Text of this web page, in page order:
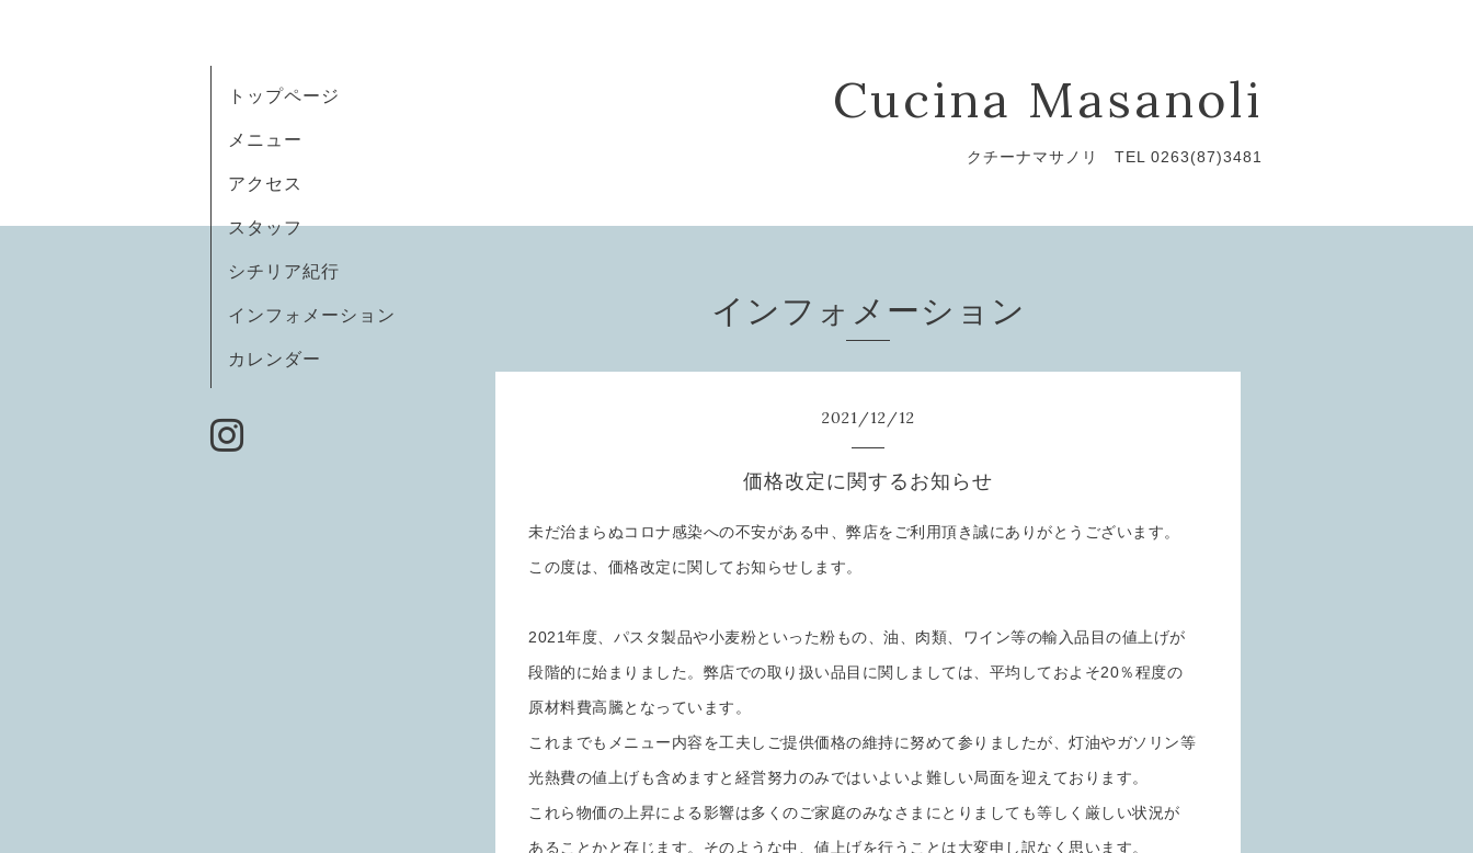
Cucina Masanoli
クチーナマサノリ TEL 0263(87)3481
トップページ
メニュー
アクセス
スタッフ
シチリア紀行
インフォメーション
カレンダー
インフォメーション
2021/12/12
価格改定に関するお知らせ
未だ治まらぬコロナ感染への不安がある中、弊店をご利用頂き誠にありがとうございます。
この度は、価格改定に関してお知らせします。
2021年度、パスタ製品や小麦粉といった粉もの、油、肉類、ワイン等の輸入品目の値上げが
段階的に始まりました。弊店での取り扱い品目に関しましては、平均しておよそ20％程度の
原材料費高騰となっています。
これまでもメニュー内容を工夫しご提供価格の維持に努めて参りましたが、灯油やガソリン等
光熱費の値上げも含めますと経営努力のみではいよいよ難しい局面を迎えております。
これら物価の上昇による影響は多くのご家庭のみなさまにとりましても等しく厳しい状況が
あることかと存じます。そのような中、値上げを行うことは大変申し訳なく思います。